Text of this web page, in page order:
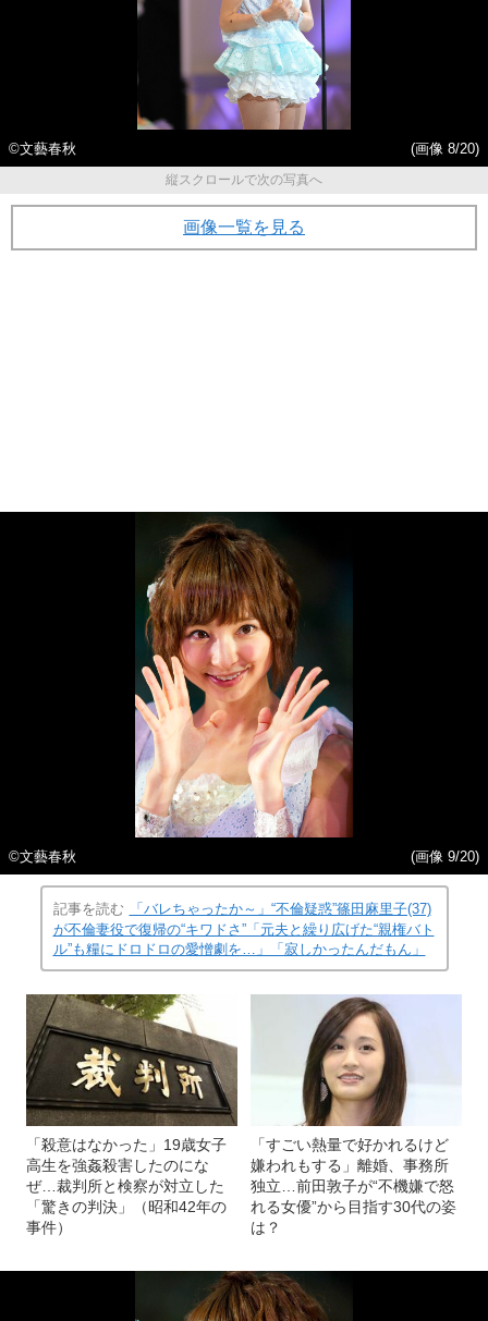
©文藝春秋
(画像 8/20)
縦スクロールで次の写真へ
画像一覧を見る
©文藝春秋 (画像 9/20)
記事を読む
「バレちゃったか～」“不倫疑惑”篠田麻里子(37)
が不倫妻役で復帰の“キワドさ”「元夫と繰り広げた“親権バト
ル”も糧にドロドロの愛憎劇を…」「寂しかったんだもん」
「殺意はなかった」19歳女子
高生を強姦殺害したのにな
ぜ…裁判所と検察が対立した
「驚きの判決」（昭和42年の
事件）
「すごい熱量で好かれるけど
嫌われもする」離婚、事務所
独立…前田敦子が“不機嫌で怒
れる女優”から目指す30代の姿
は？